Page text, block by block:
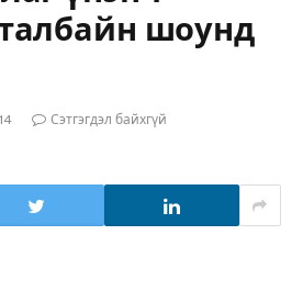
шоунд
Сэтгэгдэл байхгүй